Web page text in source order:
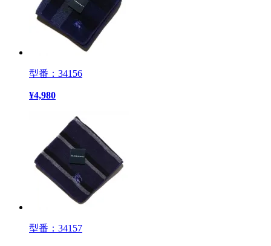
型番：34156
¥4,980
型番：34157